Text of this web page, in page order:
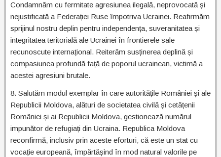
Condamnăm cu fermitate agresiunea ilegală, neprovocată și
nejustificată a Federației Ruse împotriva Ucrainei. Reafirmăm
sprijinul nostru deplin pentru independența, suveranitatea și
integritatea teritorială ale Ucrainei în frontierele sale
recunoscute internațional. Reiterăm susținerea deplină și
compasiunea profundă față de poporul ucrainean, victimă a
acestei agresiuni brutale.
8. Salutăm modul exemplar în care autoritățile României și ale
Republicii Moldova, alături de societatea civilă și cetățenii
României și ai Republicii Moldova, gestionează numărul
impunător de refugiați din Ucraina. Republica Moldova
reconfirmă, inclusiv prin aceste eforturi, că este un stat cu
vocație europeană, împărtășind în mod natural valorile pe